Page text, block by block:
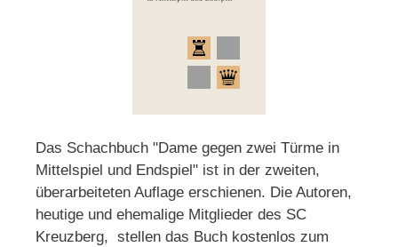
Das Schachbuch "Dame gegen zwei Türme in
Mittelspiel und Endspiel" ist in der zweiten,
überarbeiteten Auflage erschienen. Die Autoren,
heutige und ehemalige Mitglieder des SC
Kreuzberg, stellen das Buch kostenlos zum